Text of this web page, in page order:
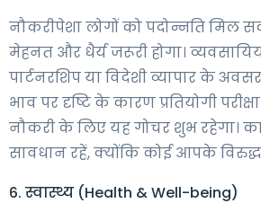
नौकरीपेशा लोगों को पदोन्नति मिल
मेहनत और धैर्य जरूरी होगा।
पार्टनरशिप या विदेशी व्यापार के
भाव पर दृष्टि के कारण प्रतियोगी
नौकरी के लिए यह गोचर शुभ रहेगा।
सावधान रहें, क्योंकि कोई आपके विरुद्ध
6. स्वास्थ्य (Health & Well-being)